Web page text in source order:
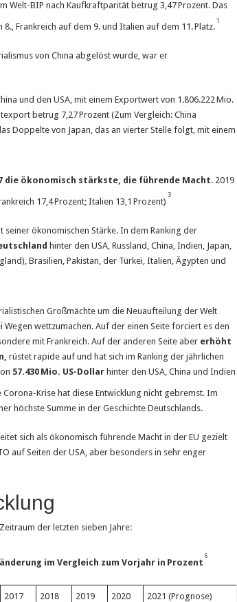
Welt-BIP nach Kaufkraftparität betrug 3,47 Prozent. Das
Frankreich auf dem 9. und Italien auf dem 11. Platz.
1
von China abgelöst wurde, war er
und den USA, mit einem Exportwert von 1.806.222 Mio.
betrug 7,27 Prozent (Zum Vergleich: China
Doppelte von Japan, das an vierter Stelle folgt, mit einem
die ökonomisch stärkste, die führende Macht. 2019
17,4 Prozent; Italien 13,1 Prozent)
3
seiner ökonomischen Stärke. In dem Ranking der
hinter den USA, Russland, China, Indien, Japan,
Brasilien, Pakistan, der Türkei, Italien, Ägypten und
Großmächte um die Neuaufteilung der Welt
wettzumachen. Auf der einen Seite forciert es den
mit Frankreich. Auf der anderen Seite aber erhöht
rüstet rapide auf und hat sich im Ranking der jährlichen
57.430 Mio. US-Dollar hinter den USA, China und Indien
Corona-Krise hat diese Entwicklung nicht gebremst. Im
höchste Summe in der Geschichte Deutschlands.
sich als ökonomisch führende Macht in der EU gezielt
auf Seiten der USA, aber besonders in sehr enger
der letzten sieben Jahre:
im Vergleich zum Vorjahr in Prozent
6
2017 2018 2019 2020 2021 (Prognose)